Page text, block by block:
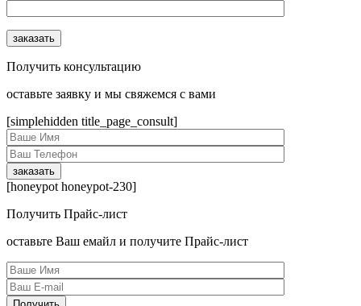
Получить консультацию
оcтавьте заявку и мы свяжемся с вами
[simplehidden title_page_consult]
[honeypot honeypot-230]
Получить Прайс-лист
оcтавьте Ваш емайл и получите Прайс-лист